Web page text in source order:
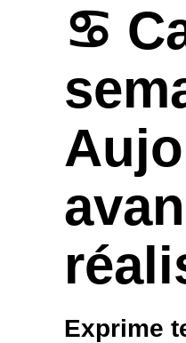
♋
Exprime